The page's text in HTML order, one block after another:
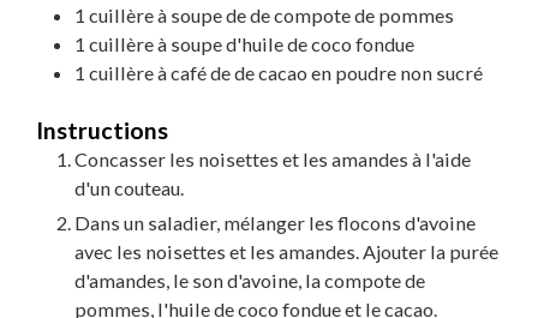
1 cuillère à soupedede compote de pommes
1 cuillère à souped'huile de coco fondue
1 cuillère à cafédede cacao en poudre non sucré
Instructions
Concasser les noisettes et les amandes à l'aide
d'un couteau.
Dans un saladier, mélanger les flocons d'avoine
avec les noisettes et les amandes. Ajouter la purée
d'amandes, le son d'avoine, la compote de
pommes, l'huile de coco fondue et le cacao.